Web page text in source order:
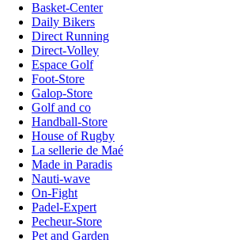
Basket-Center
Daily Bikers
Direct Running
Direct-Volley
Espace Golf
Foot-Store
Galop-Store
Golf and co
Handball-Store
House of Rugby
La sellerie de Maé
Made in Paradis
Nauti-wave
On-Fight
Padel-Expert
Pecheur-Store
Pet and Garden